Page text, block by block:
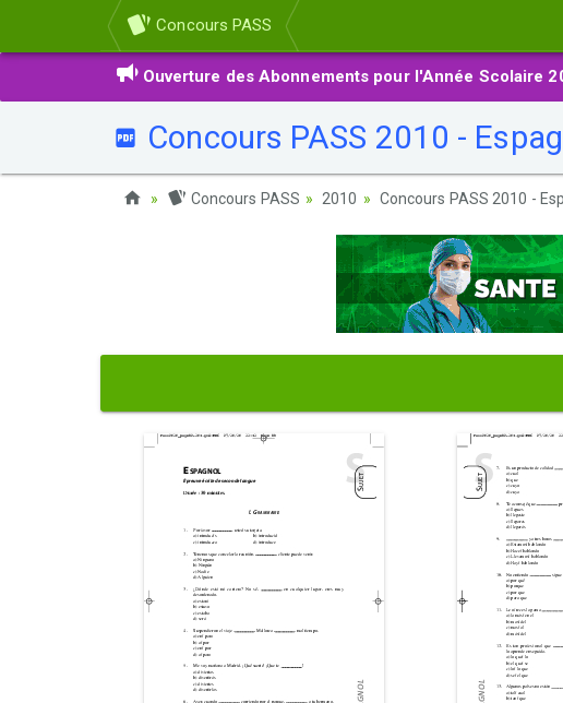
Concours PASS
Ouverture des Abonnements pour l'Année Scolaire
Concours PASS 2010 -
Concours PASS 2010 Concours PASS 2010 -